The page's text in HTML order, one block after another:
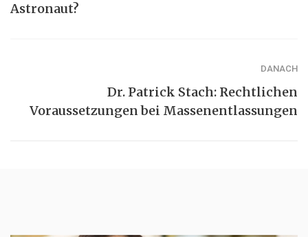
Astronaut?
DANACH
Dr. Patrick Stach: Rechtlichen
Voraussetzungen bei Massenentlassungen